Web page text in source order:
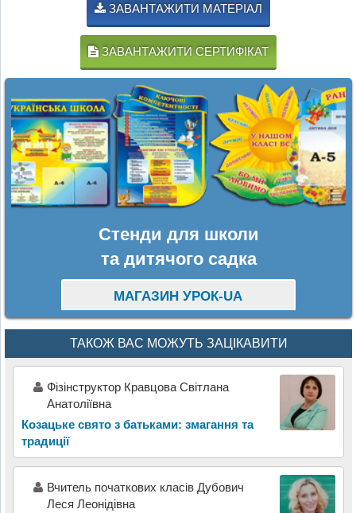
ЗАВАНТАЖИТИ МАТЕРІАЛ
ЗАВАНТАЖИТИ СЕРТИФІКАТ
Стенди для школи
та дитячого садка
МАГАЗИН УРОК-UA
ТАКОЖ ВАС МОЖУТЬ ЗАЦІКАВИТИ
Фізінструктор Кравцова Світлана
Анатоліївна
Козацьке свято з батьками: змагання та
традиції
Вчитель початкових класів Дубович
Леся Леонідівна